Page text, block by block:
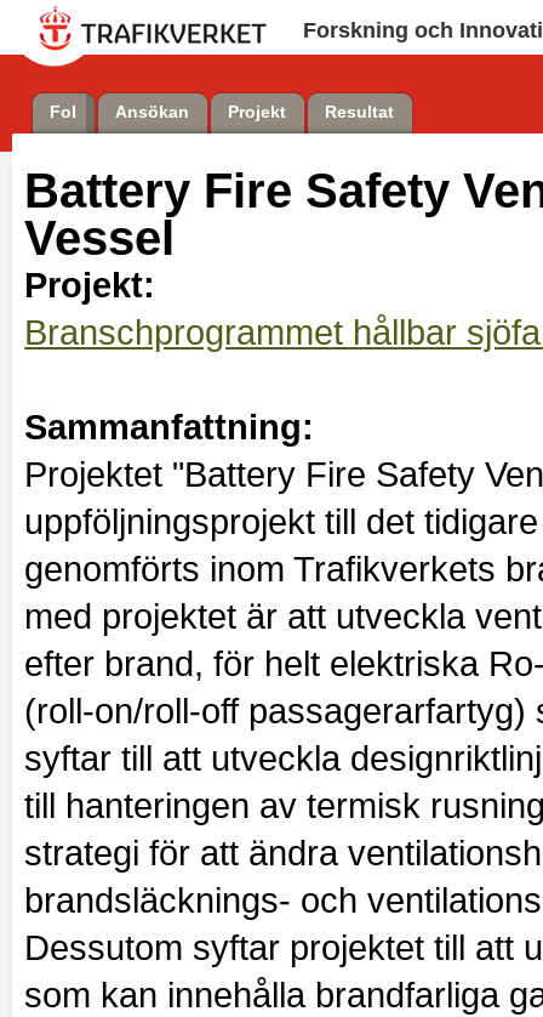
Forskning och
FoI Ansökan Projekt Resultat
Battery Fire Safety
Vessel
Projekt:
Branschprogrammet hållbar
Sammanfattning:
Projektet "Battery Fire Safety
uppföljningsprojekt till det
genomförts inom Trafikverkets
med projektet är att utveckla
efter brand, för helt elektriska
(roll-on/roll-off
syftar till att utveckla
till hanteringen av termisk
strategi för att ändra
brandsläcknings- och
Dessutom syftar projektet till att
som kan innehålla brandfarliga